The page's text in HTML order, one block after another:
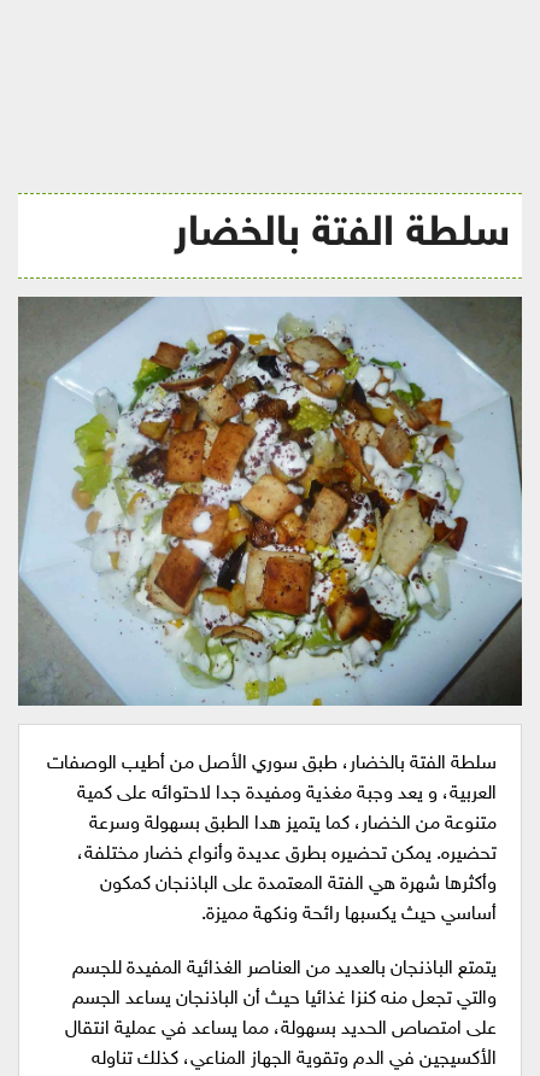
سلطة الفتة بالخضار
سلطة الفتة بالخضار، طبق سوري الأصل من أطيب الوصفات
العربية، و يعد وجبة مغذية ومفيدة جدا لاحتوائه على كمية
متنوعة من الخضار، كما يتميز هدا الطبق بسهولة وسرعة
تحضيره. يمكن تحضيره بطرق عديدة وأنواع خضار مختلفة،
وأكثرها شهرة هي الفتة المعتمدة على الباذنجان كمكون
أساسي حيث يكسبها رائحة ونكهة مميزة.
يتمتع الباذنجان بالعديد من العناصر الغذائية المفيدة للجسم
والتي تجعل منه كنزا غذائيا حيث أن الباذنجان يساعد الجسم
على امتصاص الحديد بسهولة، مما يساعد في عملية انتقال
الأكسيجين في الدم وتقوية الجهاز المناعي، كذلك تناوله